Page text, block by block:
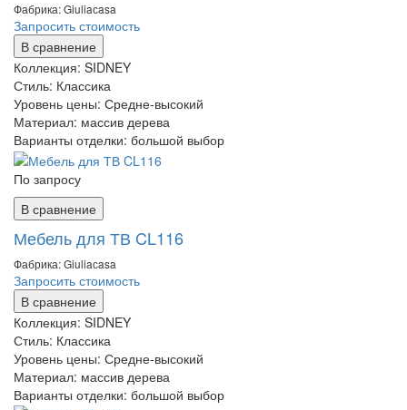
Фабрика: Giuliaсasa
Запросить стоимость
В сравнение
Коллекция: SIDNEY
Стиль: Классика
Уровень цены: Средне-высокий
Материал: массив дерева
Варианты отделки: большой выбор
По запросу
В сравнение
Мебель для ТВ CL116
Фабрика: Giuliaсasa
Запросить стоимость
В сравнение
Коллекция: SIDNEY
Стиль: Классика
Уровень цены: Средне-высокий
Материал: массив дерева
Варианты отделки: большой выбор